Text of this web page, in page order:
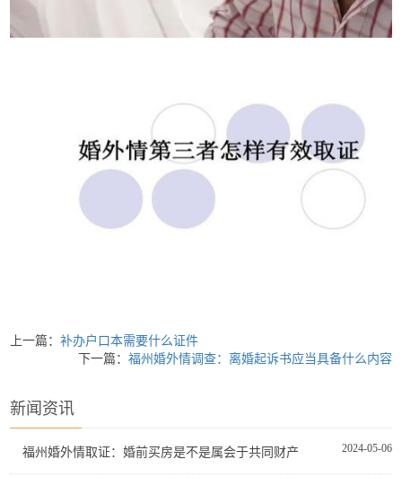
上一篇：补办户口本需要什么证件
下一篇： 福州婚外情调查：离婚起诉书应当具备什么内容
新闻资讯
2024-05-06
福州婚外情取证：婚前买房是不是属会于共同财产